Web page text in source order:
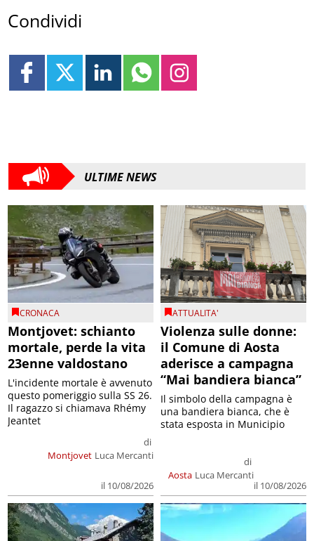
Condividi
Montjovet: schianto
mortale, perde la vita
23enne valdostano
Luca Mercanti
L'incidente mortale è avvenuto
questo pomeriggio sulla SS 26.
Il ragazzo si chiamava Rhémy
Jeantet
ATTUALITA'
Violenza sulle donne:
il Comune di Aosta
aderisce a campagna
“Mai bandiera bianca”
Luca Mercanti
il 10/08/2026
Il simbolo della campagna è
una bandiera bianca, che è
stata esposta in Municipio